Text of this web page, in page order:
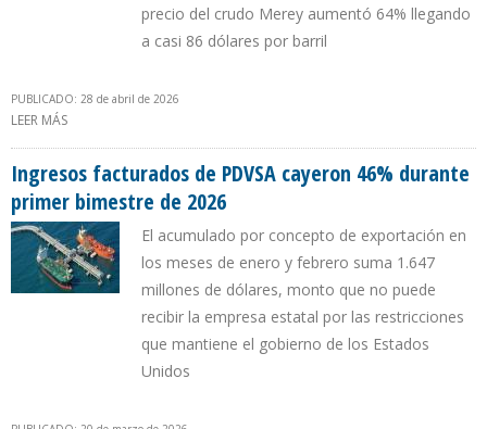
precio del crudo Merey aumentó 64% llegando
a casi 86 dólares por barril
PUBLICADO: 28 de abril de 2026
LEER MÁS
Ingresos facturados de PDVSA cayeron 46% durante
primer bimestre de 2026
El acumulado por concepto de exportación en
los meses de enero y febrero suma 1.647
millones de dólares, monto que no puede
recibir la empresa estatal por las restricciones
que mantiene el gobierno de los Estados
Unidos